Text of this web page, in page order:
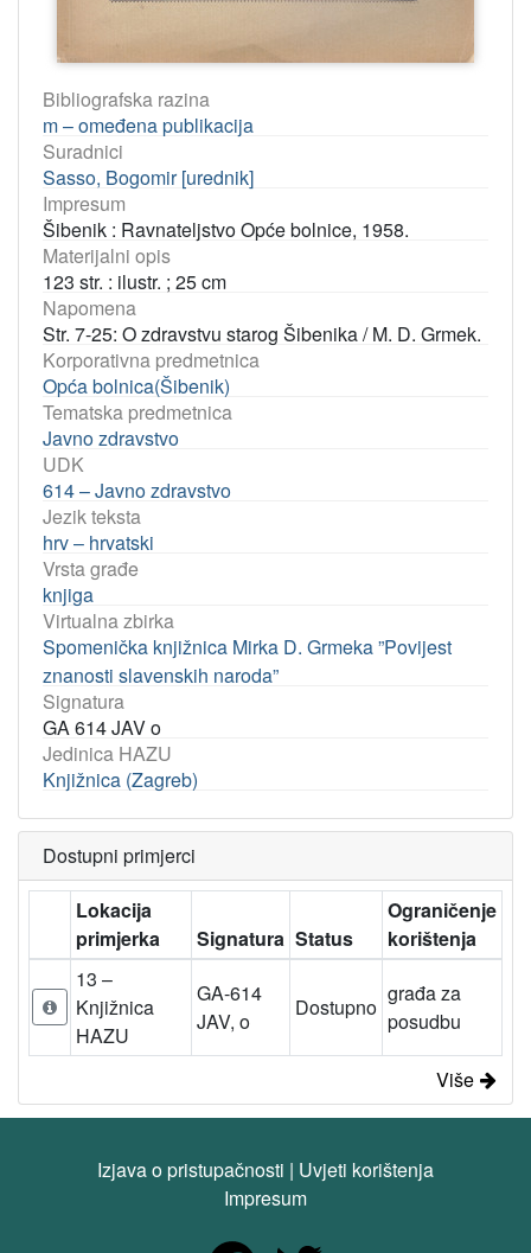
Bibliografska razina
m – omeđena publikacija
Suradnici
Sasso, Bogomir [urednik]
Impresum
Šibenik : Ravnateljstvo Opće bolnice, 1958.
Materijalni opis
123 str. : ilustr. ; 25 cm
Napomena
Str. 7-25: O zdravstvu starog Šibenika / M. D. Grmek.
Korporativna predmetnica
Opća bolnica(Šibenik)
Tematska predmetnica
Javno zdravstvo
UDK
614 – Javno zdravstvo
Jezik teksta
hrv – hrvatski
Vrsta građe
knjiga
Virtualna zbirka
Spomenička knjižnica Mirka D. Grmeka ”Povijest
znanosti slavenskih naroda”
Signatura
GA 614 JAV o
Jedinica HAZU
Knjižnica (Zagreb)
Dostupni primjerci
Lokacija
primjerka
Signatura Status
Ograničenje
korištenja
13 –
Knjižnica
HAZU
GA-614
JAV, o
Dostupno
građa za
posudbu
Više
Izjava o pristupačnosti | Uvjeti korištenja
Impresum